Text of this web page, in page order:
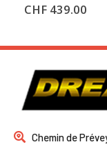
CHF 439.00
Chemin de